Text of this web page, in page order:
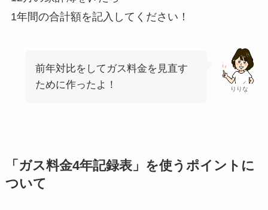
1年間の合計額を記入してください！
りりな
前年対比をしてガス料金を見直す
ために作ったよ！
「ガス料金4年記録表」を使うポイントに
ついて